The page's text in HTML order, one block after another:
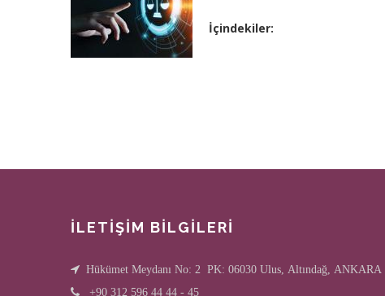
İçindekiler:
İLETİŞİM BİLGİLERİ
Hükümet Meydanı No: 2 PK: 06030 Ulus, Altındağ, ANKARA
+90 312 596 44 44 - 45